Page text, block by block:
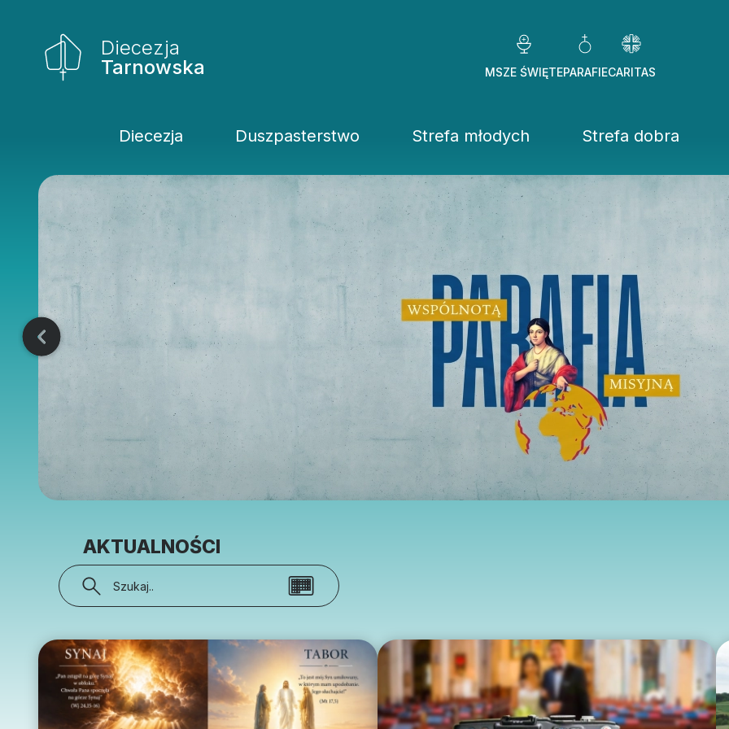
Diecezja
Tarnowska
MSZE ŚWIĘTEPARAFIECARITAS
Diecezja
Historia Diecezji
Biskupi
Kuria
Wydziały
Sąd
Edukacja
Archiwum Diecezjalne
Instytucje
Ruchy i stowarzyszenia
Dotacje i inwestycje
Duszpasterstwo
Rodziny
Katecheci
Kapłani
Życie Konsekrowane
Duszpasterstwo Osób Konsekrowanych
Duszpasterstwo Niesłyszących
Duszpasterstwa Zawodowe
Duszpasterstwa Specjalne
Domy rekolekcyjne
Strefa młodych Strefa dobra
Caritas
Chcę pomóc
Placówki
Pomoc
Szukam
AKTUALNOŚCI